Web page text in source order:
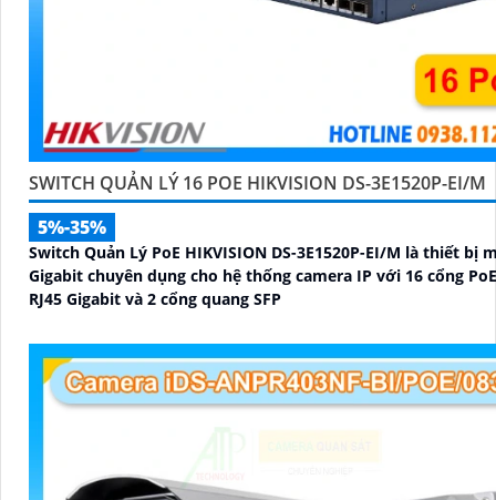
SWITCH QUẢN LÝ 16 POE HIKVISION DS-3E1520P-EI/M
5%-35%
Switch Quản Lý PoE HIKVISION DS-3E1520P-EI/M là thiết bị
Gigabit chuyên dụng cho hệ thống camera IP với 16 cổng
RJ45 Gigabit và 2 cổng quang SFP